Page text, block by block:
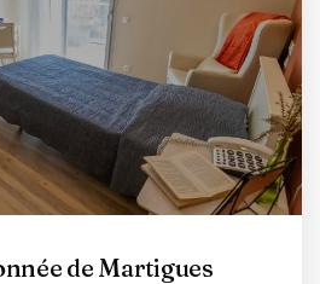
de Martigues